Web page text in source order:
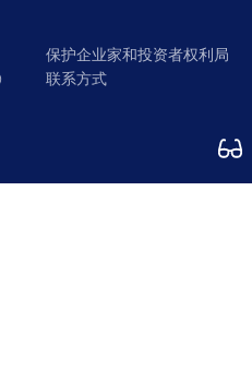
保护企业家和投资者权利局
联系方式